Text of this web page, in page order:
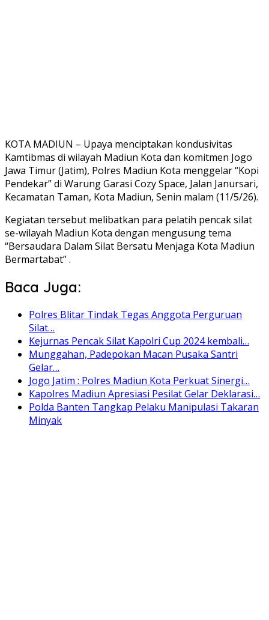
KOTA MADIUN – Upaya menciptakan kondusivitas
Kamtibmas di wilayah Madiun Kota dan komitmen Jogo
Jawa Timur (Jatim), Polres Madiun Kota menggelar “Kopi
Pendekar” di Warung Garasi Cozy Space, Jalan Janursari,
Kecamatan Taman, Kota Madiun, Senin malam (11/5/26).
Kegiatan tersebut melibatkan para pelatih pencak silat
se-wilayah Madiun Kota dengan mengusung tema
“Bersaudara Dalam Silat Bersatu Menjaga Kota Madiun
Bermartabat” .
Baca Juga:
Polres Blitar Tindak Tegas Anggota Perguruan
Silat…
Kejurnas Pencak Silat Kapolri Cup 2024 kembali…
Munggahan, Padepokan Macan Pusaka Santri
Gelar…
Jogo Jatim : Polres Madiun Kota Perkuat Sinergi…
Kapolres Madiun Apresiasi Pesilat Gelar Deklarasi…
Polda Banten Tangkap Pelaku Manipulasi Takaran
Minyak